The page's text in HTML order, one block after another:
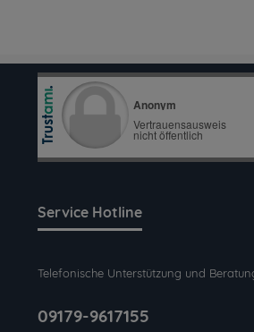
Service Hotline
Telefonische Unterstützung und
09179-9617155